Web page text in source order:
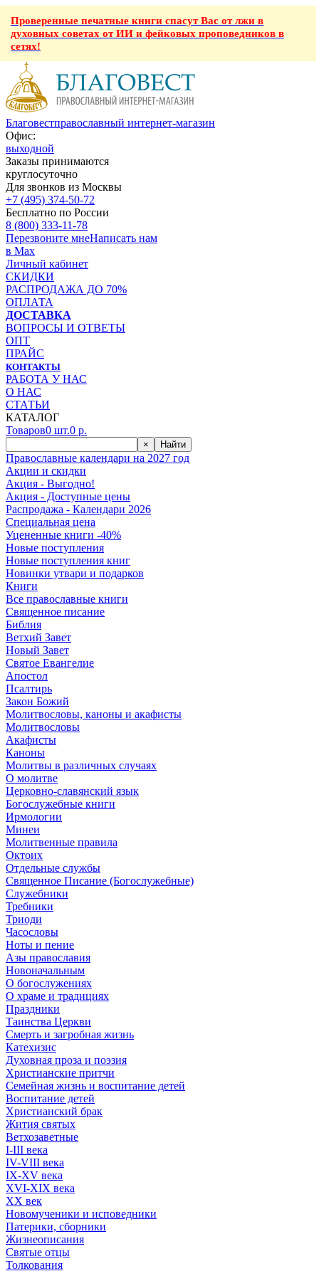
Проверенные печатные книги спасут Вас от лжи в
духовных советах от ИИ и фейковых проповедников в
сетях!
Благовестправославный интернет-магазин
Офис:
выходной
Заказы принимаются
круглосуточно
Для звонков из Москвы
+7 (495) 374-50-72
Бесплатно по России
8 (800) 333-11-78
Перезвоните мнеНаписать нам
в Max
Личный кабинет
СКИДКИ
РАСПРОДАЖА ДО 70%
ОПЛАТА
ДОСТАВКА
ВОПРОСЫ И ОТВЕТЫ
ОПТ
ПРАЙС
КОНТАКТЫ
РАБОТА У НАС
О НАС
СТАТЬИ
КАТАЛОГ
Товаров0 шт.0 р.
× Найти
Православные календари на 2027 год
Акции и скидки
Акция - Выгодно!
Акция - Доступные цены
Распродажа - Календари 2026
Специальная цена
Уцененные книги -40%
Новые поступления
Новые поступления книг
Новинки утвари и подарков
Книги
Все православные книги
Священное писание
Библия
Ветхий Завет
Новый Завет
Святое Евангелие
Апостол
Псалтирь
Закон Божий
Молитвословы, каноны и акафисты
Молитвословы
Акафисты
Каноны
Молитвы в различных случаях
О молитве
Церковно-славянский язык
Богослужебные книги
Ирмологии
Минеи
Молитвенные правила
Октоих
Отдельные службы
Священное Писание (Богослужебные)
Служебники
Требники
Триоди
Часословы
Ноты и пение
Азы православия
Новоначальным
О богослужениях
О храме и традициях
Праздники
Таинства Церкви
Смерть и загробная жизнь
Катехизис
Духовная проза и поэзия
Христианские притчи
Семейная жизнь и воспитание детей
Воспитание детей
Христианский брак
Жития святых
Ветхозаветные
I-III века
IV-VIII века
IX-XV века
XVI-XIX века
XX век
Новомученики и исповедники
Патерики, сборники
Жизнеописания
Святые отцы
Толкования